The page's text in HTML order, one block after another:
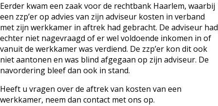
Eerder kwam een zaak voor de rechtbank Haarlem, waarbij
een zzp’er op advies van zijn adviseur kosten in verband
met zijn werkkamer in aftrek had gebracht. De adviseur had
echter niet nagevraagd of er wel voldoende inkomen in of
vanuit de werkkamer was verdiend. De zzp’er kon dit ook
niet aantonen en was blind afgegaan op zijn adviseur. De
navordering bleef dan ook in stand.
Heeft u vragen over de aftrek van kosten van een
werkkamer, neem dan contact met ons op.